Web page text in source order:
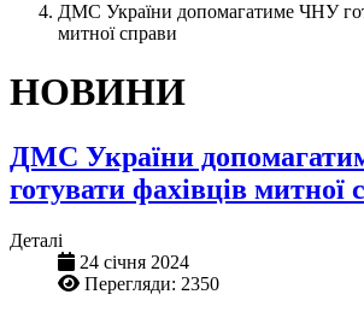
ДМС України допомагатиме ЧНУ
митної справи
НОВИНИ
ДМС України
готувати фахівців митної
Деталі
24 січня 2024
Перегляди: 2350